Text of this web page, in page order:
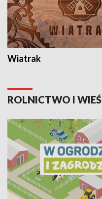
Wiatrak
ROLNICTWO I WIEŚ